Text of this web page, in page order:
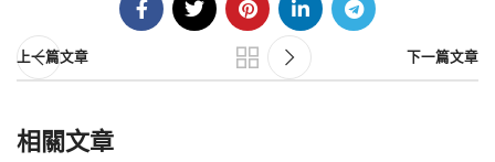
上一篇文章 下一篇文章
相關文章